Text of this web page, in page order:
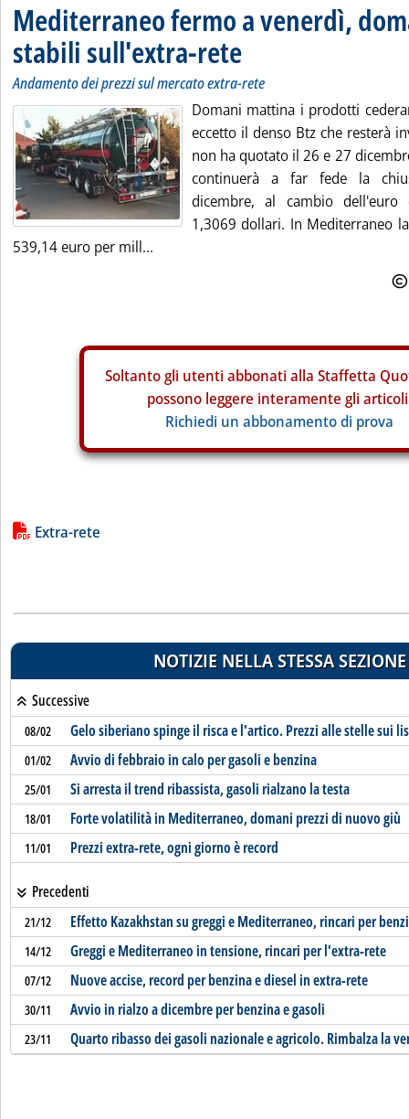
Mediterraneo fermo a venerdì,
stabili sull'extra-rete
Andamento dei prezzi sul mercato extra-rete
Domani mattina i prodotti
eccetto il denso Btz che resterà
non ha quotato il 26 e 27
continuerà a far fede la
dicembre, al cambio
1,3069 dollari. In Mediterraneo
539,14 euro per mill...
Soltanto gli utenti abbonati alla Staffetta
possono leggere interamente gli
Richiedi un abbonamento di prova
Lista allegati PDF alla notizia
Extra-rete
NOTIZIE NELLA STESSA SEZIONE
Successive
08/02 Gelo siberiano spinge il risca e l'artico. Prezzi alle stelle sui
01/02 Avvio di febbraio in calo per gasoli e benzina
25/01 Si arresta il trend ribassista, gasoli rialzano la testa
18/01 Forte volatilità in Mediterraneo, domani prezzi di nuovo giù
11/01 Prezzi extra-rete, ogni giorno è record
Precedenti
21/12 Effetto Kazakhstan su greggi e Mediterraneo, rincari per
14/12 Greggi e Mediterraneo in tensione, rincari per l'extra-rete
07/12 Nuove accise, record per benzina e diesel in extra-rete
30/11 Avvio in rialzo a dicembre per benzina e gasoli
23/11 Quarto ribasso dei gasoli nazionale e agricolo. Rimbalza la